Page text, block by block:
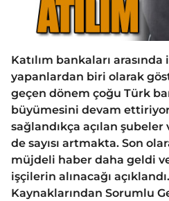
Katılım bankaları
yapanlardan biri olarak
geçen dönem çoğu Türk
büyümesini devam
sağlandıkça açılan
de sayısı artmakta. Son
müjdeli haber daha geldi
işçilerin alınacağı
Kaynaklarından Sorumlu